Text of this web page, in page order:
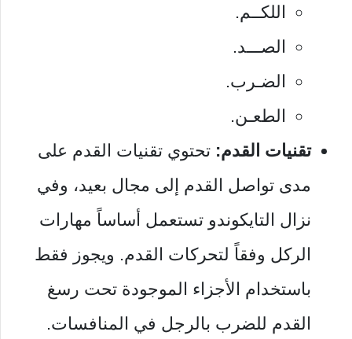
اللكــم.
الصـــد.
الضـرب.
الطعـن.
تقنيات القدم: تحتوي تقنيات القدم على
مدى تواصل القدم إلى مجال بعيد، وفي
نزال التايكوندو تستعمل أساساً مهارات
الركل وفقاً لتحركات القدم. ويجوز فقط
باستخدام الأجزاء الموجودة تحت رسغ
القدم للضرب بالرجل في المنافسات.